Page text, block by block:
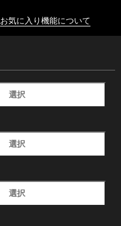
お気に入り機能について
選択
選択
選択